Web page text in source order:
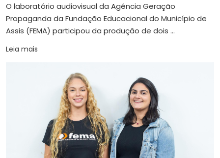
O laboratório audiovisual da Agência Geração
Propaganda da Fundação Educacional do Município de
Assis (FEMA) participou da produção de dois ...
Leia mais